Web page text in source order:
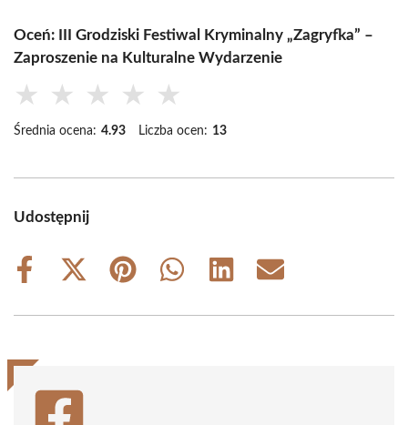
Oceń: III Grodziski Festiwal Kryminalny „Zagryfka” –
Zaproszenie na Kulturalne Wydarzenie
★ ★ ★ ★ ★
Średnia ocena: 4.93 Liczba ocen: 13
Udostępnij
Share
Share
(Twitter)
Share
Share
Share
Share